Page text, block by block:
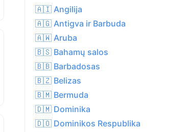
🇦🇮 Angilija
🇦🇬 Antigva ir Barbuda
🇦🇼 Aruba
🇧🇸 Bahamų salos
🇧🇧 Barbadosas
🇧🇿 Belizas
🇧🇲 Bermuda
🇩🇲 Dominika
🇩🇴 Dominikos Respublika